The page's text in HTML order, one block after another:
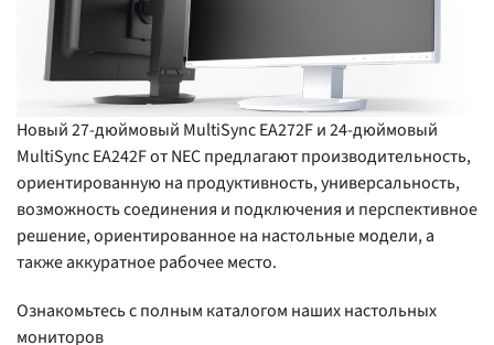
Новый 27-дюймовый MultiSyncEA272Fи 24-дюймовый
MultiSyncEA242Fот NEC предлагают производительность,
ориентированную на продуктивность, универсальность,
возможность соединения и подключения и перспективное
решение, ориентированное на настольные модели, а
также аккуратное рабочее место.
Ознакомьтесь с полным каталогом наших настольных
мониторов